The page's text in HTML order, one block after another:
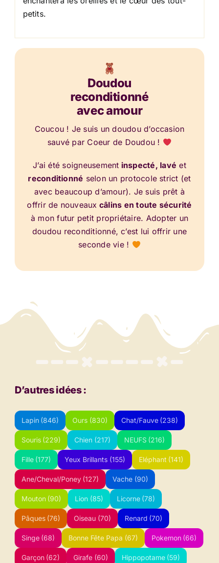
petits.
Doudou
reconditionné
avec amour
Coucou ! Je suis un doudou d’occasion
sauvé par Coeur de Doudou !
J’ai été soigneusement inspecté, lavé et
reconditionné selon un protocole strict (et
avec beaucoup d’amour). Je suis prêt à
offrir de nouveaux câlins en toute sécurité
à mon futur petit propriétaire. Adopter un
doudou reconditionné, c’est lui offrir une
seconde vie !
D’autres idées :
Lapin (846) Ours (830) Chat/Fauve (238)
Souris (229) Chien (217) NEUFS (216)
Fille (177) Yeux Brillants (155) Eléphant (141)
Ane/Cheval/Poney (127) Vache (90)
Mouton (90) Lion (85) Licorne (78)
Pâques (76) Oiseau (70) Renard (70)
Singe (68) Bonne Fête Papa (67) Pokemon (66)
Garçon (62) Girafe (60) Hippopotame (59)